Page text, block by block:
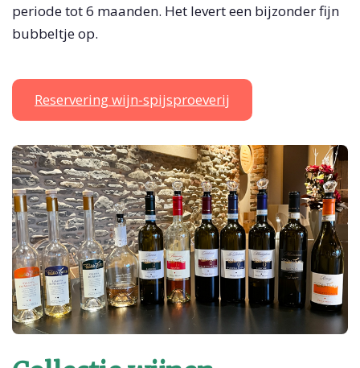
periode tot 6 maanden. Het levert een bijzonder fijn
bubbeltje op.
Reservering wijn-spijsproeverij